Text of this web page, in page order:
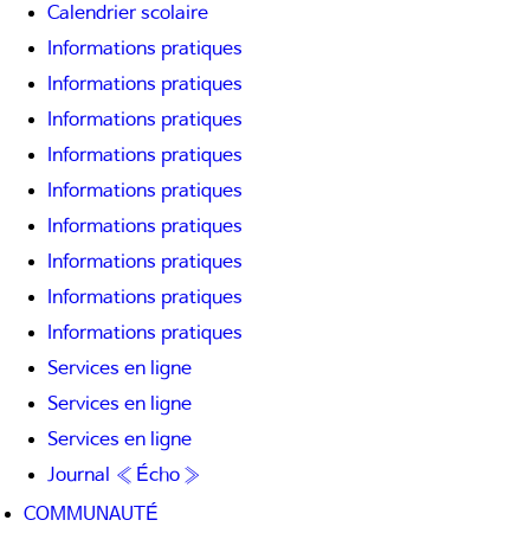
Calendrier scolaire
Informations pratiques
Informations pratiques
Informations pratiques
Informations pratiques
Informations pratiques
Informations pratiques
Informations pratiques
Informations pratiques
Informations pratiques
Services en ligne
Services en ligne
Services en ligne
Journal « Écho »
COMMUNAUTÉ